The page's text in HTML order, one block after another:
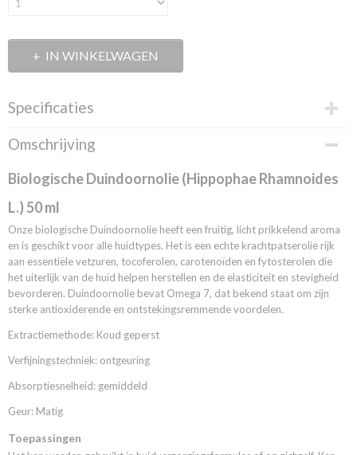
IN WINKELWAGEN
Specificaties
Productcode
010140100
EAN code
3800219795790
Omschrijving
Biologische Duindoornolie (Hippophae Rhamnoides
L.) 50 ml
Onze biologische Duindoornolie heeft een fruitig, licht prikkelend aroma
en is geschikt voor alle huidtypes. Het is een echte krachtpatserolie rijk
aan essentiële vetzuren, tocoferolen, carotenoïden en fytosterolen die
het uiterlijk van de huid helpen herstellen en de elasticiteit en stevigheid
bevorderen. Duindoornolie bevat Omega 7, dat bekend staat om zijn
sterke antioxiderende en ontstekingsremmende voordelen.
Extractiemethode: Koud geperst
Verfijningstechniek: ontgeuring
Absorptiesnelheid: gemiddeld
Geur: Matig
Toepassingen